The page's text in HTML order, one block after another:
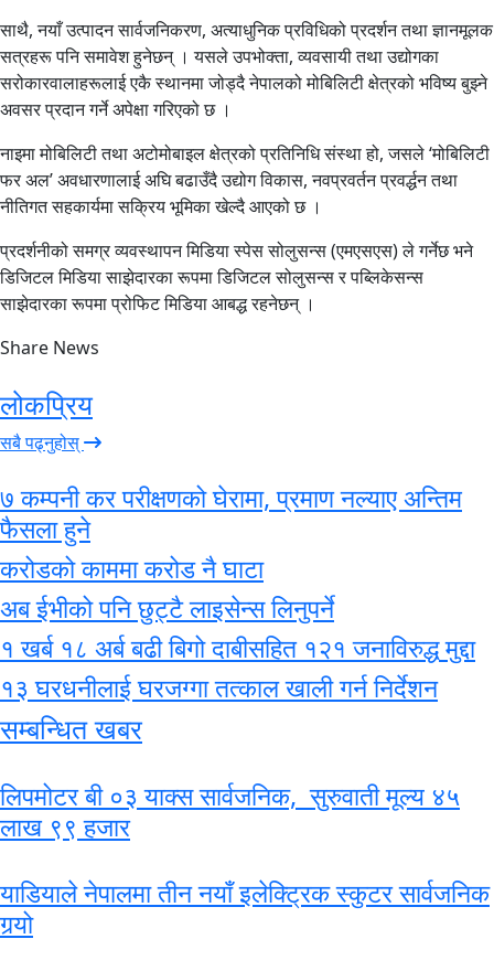
साथै, नयाँ उत्पादन सार्वजनिकरण, अत्याधुनिक प्रविधिको प्रदर्शन तथा ज्ञानमूलक
सत्रहरू पनि समावेश हुनेछन् । यसले उपभोक्ता, व्यवसायी तथा उद्योगका
सरोकारवालाहरूलाई एकै स्थानमा जोड्दै नेपालको मोबिलिटी क्षेत्रको भविष्य बुझ्ने
अवसर प्रदान गर्ने अपेक्षा गरिएको छ ।
नाइमा मोबिलिटी तथा अटोमोबाइल क्षेत्रको प्रतिनिधि संस्था हो, जसले ‘मोबिलिटी
फर अल’ अवधारणालाई अघि बढाउँदै उद्योग विकास, नवप्रवर्तन प्रवर्द्धन तथा
नीतिगत सहकार्यमा सक्रिय भूमिका खेल्दै आएको छ ।
प्रदर्शनीको समग्र व्यवस्थापन मिडिया स्पेस सोलुसन्स (एमएसएस) ले गर्नेछ भने
डिजिटल मिडिया साझेदारका रूपमा डिजिटल सोलुसन्स र पब्लिकेसन्स
साझेदारका रूपमा प्रोफिट मिडिया आबद्ध रहनेछन् ।
Share News
लोकप्रिय
सबै पढ्नुहोस्
७ कम्पनी कर परीक्षणको घेरामा, प्रमाण नल्याए अन्तिम
फैसला हुने
करोडको काममा करोड नै घाटा
अब ईभीको पनि छुट्टै लाइसेन्स लिनुपर्ने
१ खर्ब १८ अर्ब बढी बिगो दाबीसहित १२१ जनाविरुद्ध मुद्दा
१३ घरधनीलाई घरजग्गा तत्काल खाली गर्न निर्देशन
सम्बन्धित खबर
लिपमोटर बी ०३ याक्स सार्वजनिक, सुरुवाती मूल्य ४५
लाख ९९ हजार
याडियाले नेपालमा तीन नयाँ इलेक्ट्रिक स्कुटर सार्वजनिक
गर्‍यो